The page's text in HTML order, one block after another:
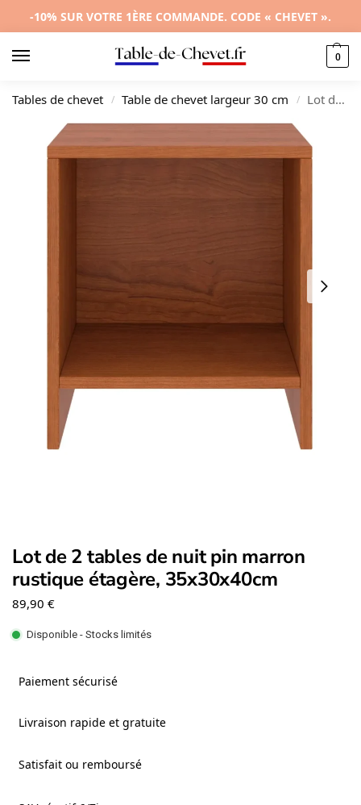
-10% SUR VOTRE 1ÈRE COMMANDE. CODE « CHEVET ».
0
Tables de chevet / Table de chevet largeur 30 cm / Lot de 2 tables de nuit pin marron rustique étagère, 35x30x40cm
Lot de 2 tables de nuit pin marron
rustique étagère, 35x30x40cm
89,90 €
Disponible - Stocks limités
Paiement sécurisé
Livraison rapide et gratuite
Satisfait ou remboursé